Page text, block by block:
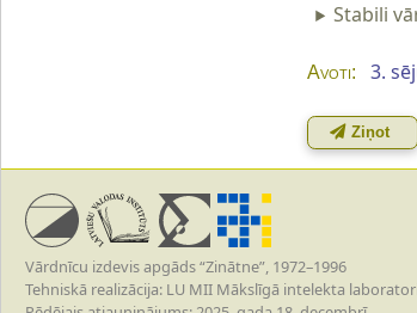
Stabili
Avoti: 3.
Ziņot
Vārdnīcu izdevis apgāds “Zinātne”, 1972–1996
Tehniskā realizācija: LU MII Mākslīgā intelekta